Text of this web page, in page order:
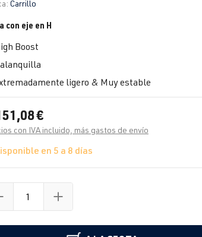
Carrillo
con eje en H
Boost
ligero & Muy estable
€
con IVA incluido, más gastos de envío
en 5 a 8 días